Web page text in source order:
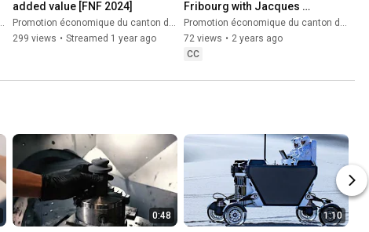
added value [FNF 2024]
Promotion économique du canton de Fribourg
299 views • Streamed 1 year ago
Fribourg with Jacques
Pasquier, Martin
Gonzenbach, Fabrice
Macherel
Promotion économique du canton de Fribourg
72 views • 2 years ago
CC
0:48 1:10